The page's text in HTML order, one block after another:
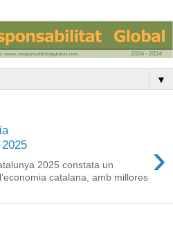
▼
›
2025 constata un
catalana, amb millores